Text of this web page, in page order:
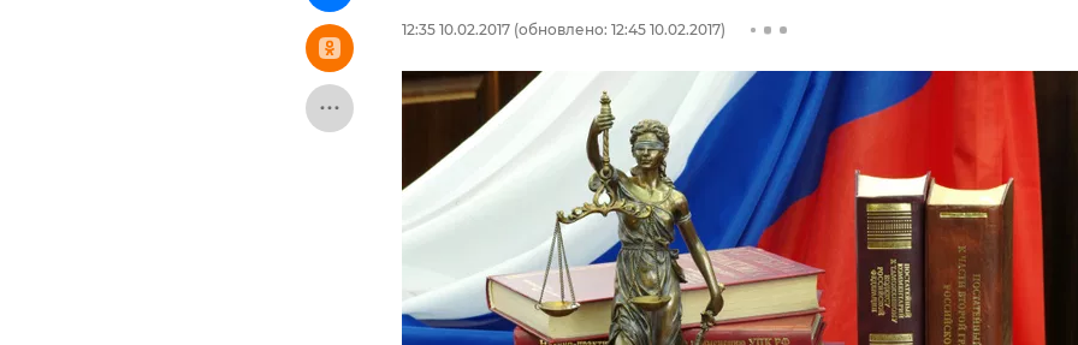
12:35 10.02.2017 (обновлено: 12:45 10.02.2017)